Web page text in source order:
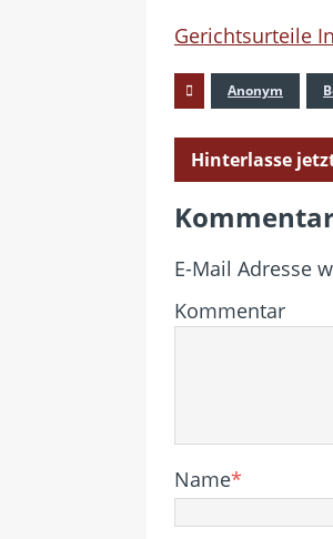
Gerichtsurteile
Anonym
Hinterlasse
E-Mail Adresse
Kommentar
Name*